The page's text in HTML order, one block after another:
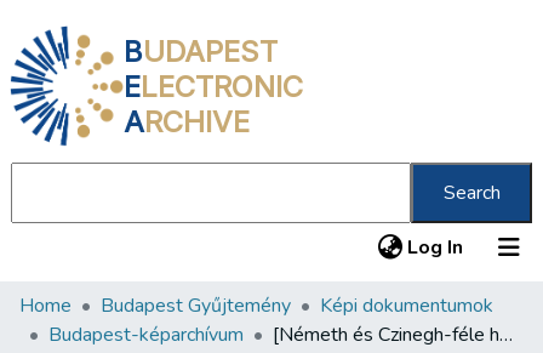
BUDAPEST
ELECTRONIC
ARCHIVE
Search
Log In (current)
Communities & Collections
Home Budapest Gyűjtemény
Képi dokumentumok
Budapest-képarchívum
[Németh és Czinegh-féle ház a Lövőház utcában]